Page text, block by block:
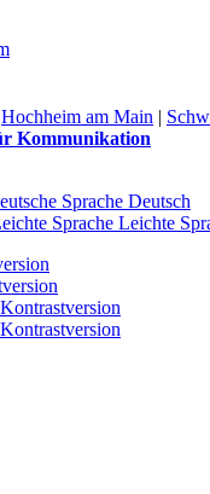
Hochheim am Main |
Kommunikation
Deutsch
Leichte